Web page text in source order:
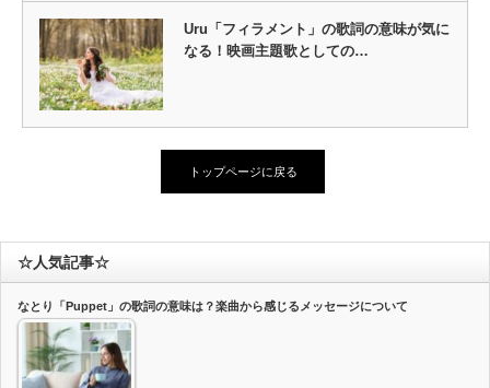
Uru「フィラメント」の歌詞の意味が気に
なる！映画主題歌としての…
トップページに戻る
☆人気記事☆
なとり「Puppet」の歌詞の意味は？楽曲から感じるメッセージについて